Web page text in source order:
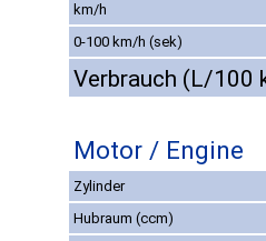
km/h
0-100 km/h (sek)
Verbrauch (L/100
Motor / Engine
Zylinder
Hubraum (ccm)